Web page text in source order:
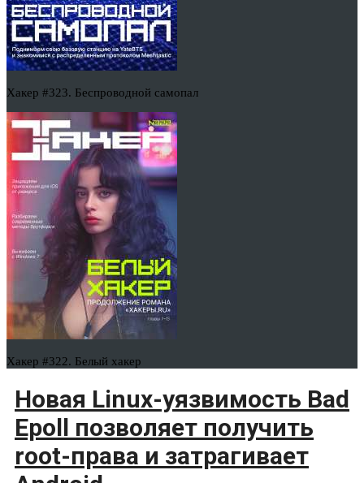
Хакер #323. Беспроводной самопал
Хакер #322. Белый хакер
Новая Linux-уязвимость Bad
Epoll позволяет получить
root-права и затрагивает